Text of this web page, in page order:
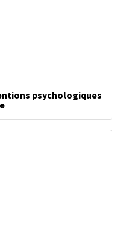
psychologiques